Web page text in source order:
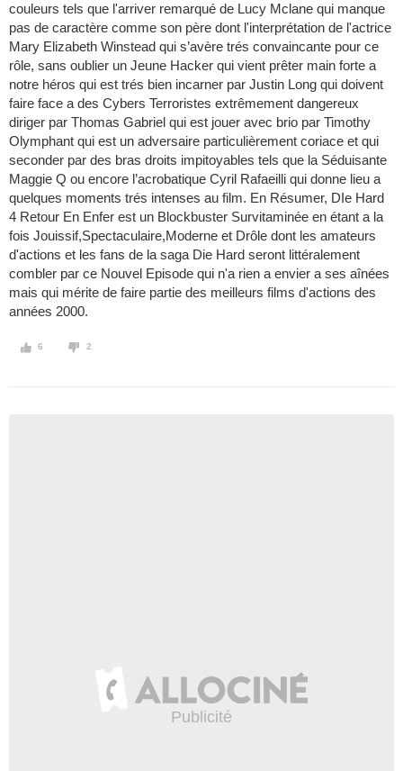
couleurs tels que l'arriver remarqué de Lucy Mclane qui manque
pas de caractère comme son père dont l'interprétation de l'actrice
Mary Elizabeth Winstead qui s’avère trés convaincante pour ce
rôle, sans oublier un Jeune Hacker qui vient prêter main forte a
notre héros qui est trés bien incarner par Justin Long qui doivent
faire face a des Cybers Terroristes extrêmement dangereux
diriger par Thomas Gabriel qui est jouer avec brio par Timothy
Olymphant qui est un adversaire particulièrement coriace et qui
seconder par des bras droits impitoyables tels que la Séduisante
Maggie Q ou encore l’acrobatique Cyril Rafaeilli qui donne lieu a
quelques moments trés intenses au film. En Résumer, DIe Hard
4 Retour En Enfer est un Blockbuster Survitaminée en étant a la
fois Jouissif,Spectaculaire,Moderne et Drôle dont les amateurs
d'actions et les fans de la saga Die Hard seront littéralement
combler par ce Nouvel Episode qui n'a rien a envier a ses aînées
mais qui mérite de faire partie des meilleurs films d'actions des
années 2000.
6 2